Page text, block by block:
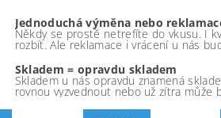
Jednoduchá výměna nebo
Někdy se prostě netrefíte do vkusu. I
rozbít. Ale reklamace i vrácení u nás
Skladem = opravdu skladem
Skladem u nás opravdu znamená
rovnou vyzvednout nebo už zítra může